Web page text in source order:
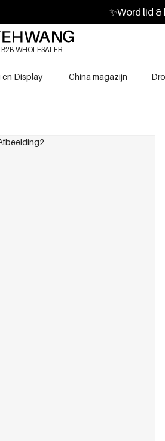
✨Word lid &
B2B WHOLESALER
en Display China magazijn